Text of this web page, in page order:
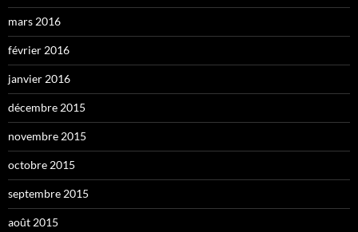
mars 2016
février 2016
janvier 2016
décembre 2015
novembre 2015
octobre 2015
septembre 2015
août 2015